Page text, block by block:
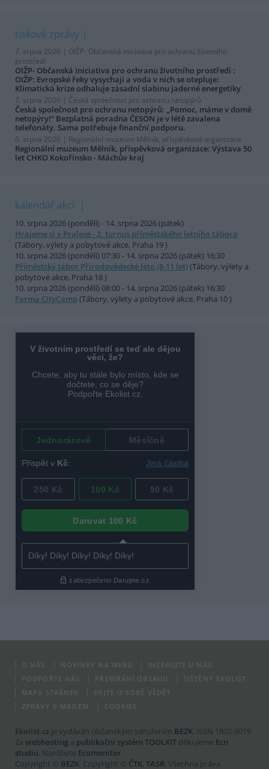
tiskové zprávy
7. srpna 2026 | OIŽP- Občanská iniciativa pro ochranu životního
prostředí
OIŽP- Občanská iniciativa pro ochranu životního prostředí :
OIŽP: Evropské řeky vysychají a voda v nich se otepluje:
Klimatická krize odhaluje zásadní slabinu jaderné energetiky
7. srpna 2026 | Česká společnost pro ochranu netopýrů
Česká společnost pro ochranu netopýrů: „Pomoc, máme v domě
netopýry!“ Bezplatná poradna ČESON je v létě zavalena
telefonáty. Sama potřebuje finanční podporu.
6. srpna 2026 | Regionální muzeum Mělník, příspěvková organizace
Regionální muzeum Mělník, příspěvková organizace: Výstava 50
let CHKO Kokořínsko - Máchův kraj
kalendář akcí
10. srpna 2026 (pondělí) - 14. srpna 2026 (pátek)
Hrajeme si v Pralese - 2. turnus příměstského letního tábora
(Tábory, výlety a pobytové akce, Praha 19 )
10. srpna 2026 (pondělí) 07:30 - 14. srpna 2026 (pátek) 16:30
Příměstský tábor Přírodovědecké léto (8-11 let)(Tábory, výlety a
pobytové akce, Praha 18 )
10. srpna 2026 (pondělí) 08:00 - 14. srpna 2026 (pátek) 16:30
Farma CityCamp (Tábory, výlety a pobytové akce, Praha 10 )
O NÁS NOVINKY NA WEBU
INZERUJTE U NÁS
PODPOŘTE NÁS
PŘEBÍRÁNÍ OBSAHU
TIŠTĚNÝ EKOLIST
MAPA STRÁNEK
DEJTE O SOBĚ VĚDĚT
ZPRÁVY E-MAILEM
COOKIES
Ekolist.cz je vydáván občanským sdružením BEZK. ISSN 1802-9019.
Za webhosting a publikační systém TOOLKIT děkujeme Ecn
studiu. Navštivte Ecomonitor.
Copyright © BEZK. Copyright © ČTK, TASR. Všechna práva